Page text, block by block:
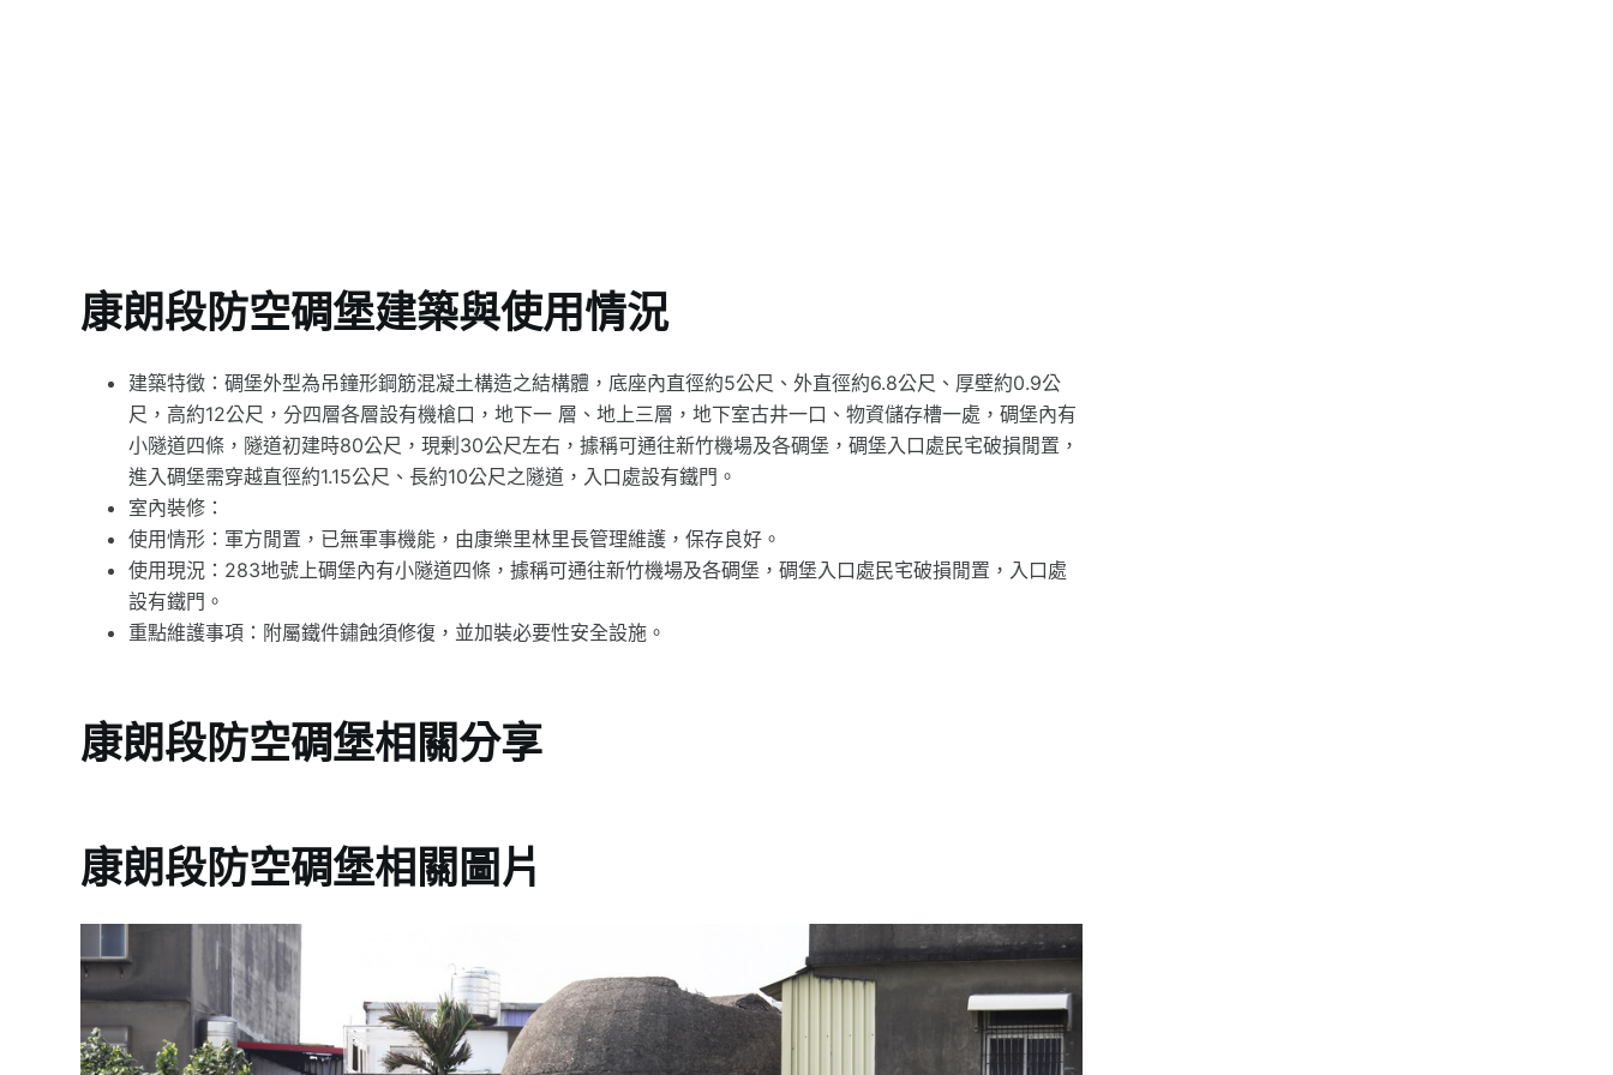
康朗段防空碉堡建築與使用情況
建築特徵：碉堡外型為吊鐘形鋼筋混凝土構造之結構體，底座內直徑約5公尺、外直徑約6.8公尺、厚壁約0.9公
尺，高約12公尺，分四層各層設有機槍口，地下一 層、地上三層，地下室古井一口、物資儲存槽一處，碉堡內有
小隧道四條，隧道初建時80公尺，現剰30公尺左右，據稱可通往新竹機場及各碉堡，碉堡入口處民宅破損閒置，
進入碉堡需穿越直徑約1.15公尺、長約10公尺之隧道，入口處設有鐵門。
室內裝修：
使用情形：軍方閒置，已無軍事機能，由康樂里林里長管理維護，保存良好。
使用現況：283地號上碉堡內有小隧道四條，據稱可通往新竹機場及各碉堡，碉堡入口處民宅破損閒置，入口處
設有鐵門。
重點維護事項：附屬鐵件鏽蝕須修復，並加裝必要性安全設施。
康朗段防空碉堡相關分享
康朗段防空碉堡相關圖片